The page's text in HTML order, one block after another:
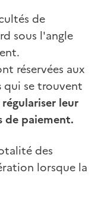
de
sous l'angle
réservées aux
qui se trouvent
leur
de paiement.
des
lorsque la